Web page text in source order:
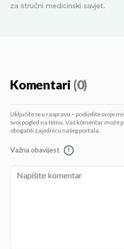
za stručni medicinski savjet.
Komentari (0)
Uključite se u raspravu – podijelite svoje
svoj pogled na temu. Vaš komentar može
obogatiti zajednicu našeg portala.
Važna obavijest !